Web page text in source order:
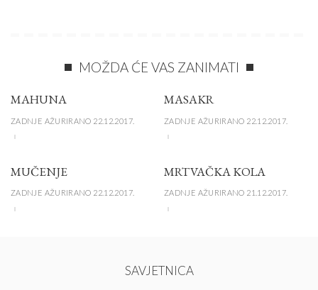
MOŽDA ĆE VAS ZANIMATI
MAHUNA
ZADNJE AŽURIRANO 22.12.2017.
MASAKR
ZADNJE AŽURIRANO 22.12.2017.
MUČENJE
ZADNJE AŽURIRANO 22.12.2017.
MRTVAČKA KOLA
ZADNJE AŽURIRANO 21.12.2017.
SAVJETNICA